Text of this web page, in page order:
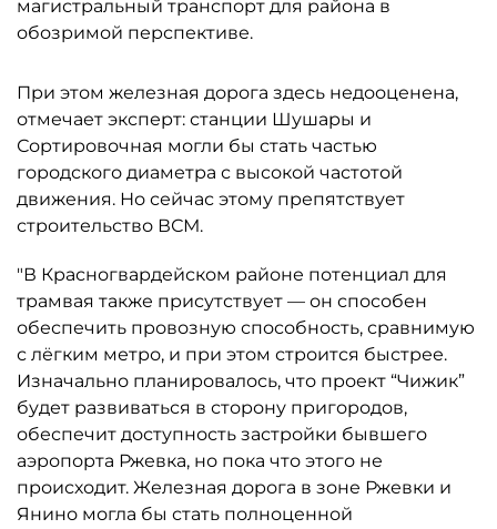
магистральный транспорт для района в
обозримой перспективе.
При этом железная дорога здесь недооценена,
отмечает эксперт: станции Шушары и
Сортировочная могли бы стать частью
городского диаметра с высокой частотой
движения. Но сейчас этому препятствует
строительство ВСМ.
"В Красногвардейском районе потенциал для
трамвая также присутствует — он способен
обеспечить провозную способность, сравнимую
с лёгким метро, и при этом строится быстрее.
Изначально планировалось, что проект “Чижик”
будет развиваться в сторону пригородов,
обеспечит доступность застройки бывшего
аэропорта Ржевка, но пока что этого не
происходит. Железная дорога в зоне Ржевки и
Янино могла бы стать полноценной